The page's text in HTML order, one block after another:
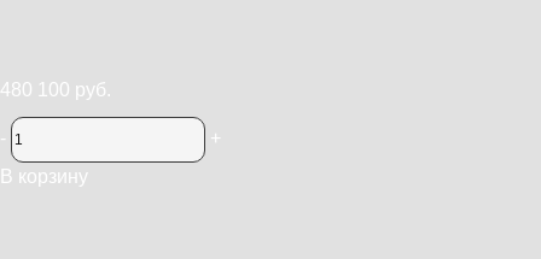
480 100 руб.
-
+
В корзину